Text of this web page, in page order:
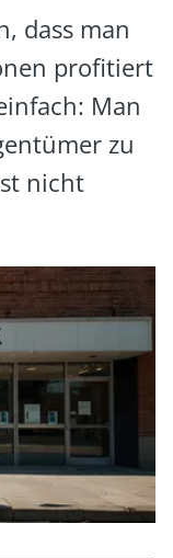
dass man
profitiert
Man
zu
nicht